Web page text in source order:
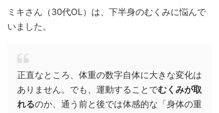
ミキさん（30代OL）は、下半身のむくみに悩んで
いました。
正直なところ、体重の数字自体に大きな変化は
ありません。でも、運動することでむくみが取
れるのか、通う前と後では体感的な「身体の重